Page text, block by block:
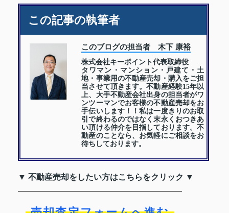
この記事の執筆者
このブログの担当者 木下 康裕
株式会社キーポイント代表取締役
タワマン・マンション・戸建て・土
地・事業用の不動産売却・購入をご担
当させて頂きます。不動産経験15年以
上、大手不動産会社出身の担当者がワ
ンツーマンでお客様の不動産売却をお
手伝いします！！私は一度きりのお取
引で終わるのではなく末永くおつきあ
い頂ける仲介を目指しております。不
動産のことなら、お気軽にご相談をお
待ちしております。
▼ 不動産売却をしたい方はこちらをクリック ▼